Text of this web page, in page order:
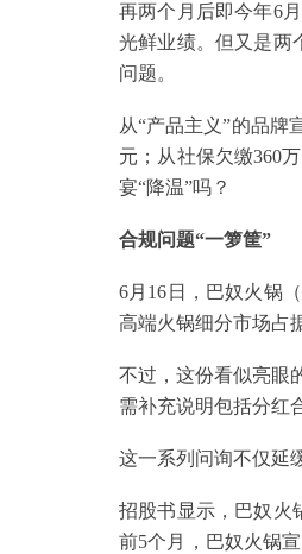
再两个月后即今年6
光鲜业绩。但又是两
问题。
从“产品主义”的品牌
元；从社保欠缴360
宴“降温”吗？
合规问题“一箩筐”
6月16日，巴奴火锅
高端火锅细分市场占
不过，这份看似亮眼
需补充说明包括分红
这一系列问询不仅延
招股书显示，巴奴火
前5个月，巴奴火锅